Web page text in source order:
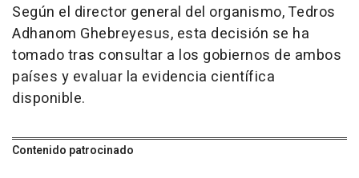
Según el director general del organismo, Tedros
Adhanom Ghebreyesus, esta decisión se ha
tomado tras consultar a los gobiernos de ambos
países y evaluar la evidencia científica
disponible.
Contenido patrocinado